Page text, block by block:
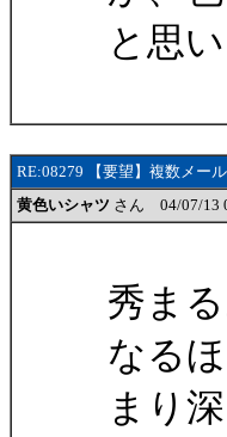
と思い
RE:08279 【要望】複数メー
黄色いシャツ さん 04/07/13
秀ま
なる
まり